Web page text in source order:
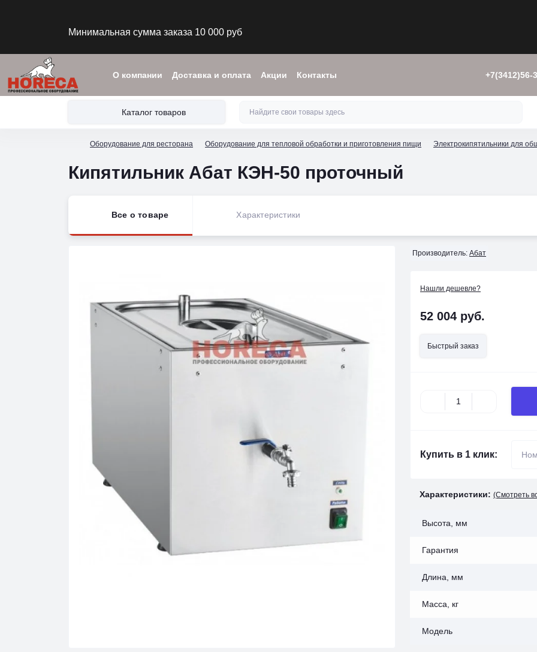
Минимальная сумма заказа 10 000 руб
О компании Доставка и оплата Акции Контакты +7(3412)56-
Каталог товаров
Оборудование для ресторана Оборудование для тепловой обработки и приготовления пищи Электрокипятильники для
Кипятильник Абат КЭН-50 проточный
Все о товаре Характеристики
Производитель: Абат
Нашли дешевле?
52 004 руб.
Быстрый заказ
Купить в 1 клик:
Характеристики: (Смотреть
Высота, мм
Гарантия
Длина, мм
Масса, кг
Модель